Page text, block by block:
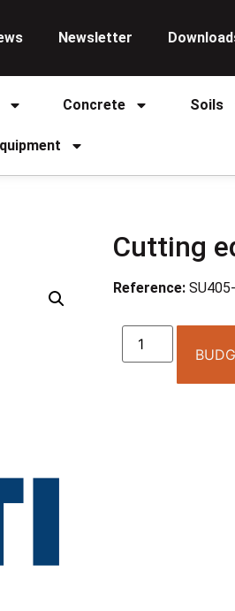
Newsletter
Concrete Soils
Cutting
Reference: